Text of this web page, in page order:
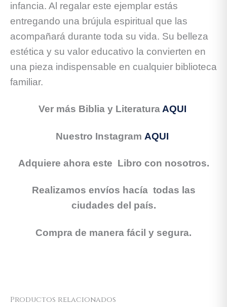
infancia. Al regalar este ejemplar estás
entregando una brújula espiritual que las
acompañará durante toda su vida. Su belleza
estética y su valor educativo la convierten en
una pieza indispensable en cualquier biblioteca
familiar.
Ver más Biblia y LiteraturaAQUI
Nuestro Instagram AQUI
Adquiere ahora este Libro con nosotros.
Realizamos envíos hacía todas las
ciudades del país.
Compra de manera fácil y segura.
Productos relacionados